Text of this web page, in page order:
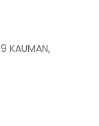
KAUMAN,